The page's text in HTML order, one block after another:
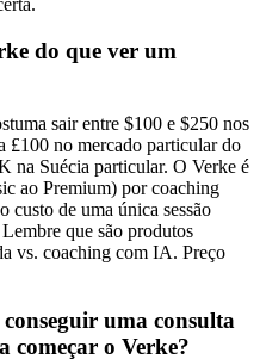
do que ver um
sair entre $100 e $250 nos
£100 no mercado particular do
na Suécia particular. O Verke é
ao Premium) por coaching
de uma única sessão
que são produtos
vs. coaching com IA. Preço
uma consulta
começar o Verke?